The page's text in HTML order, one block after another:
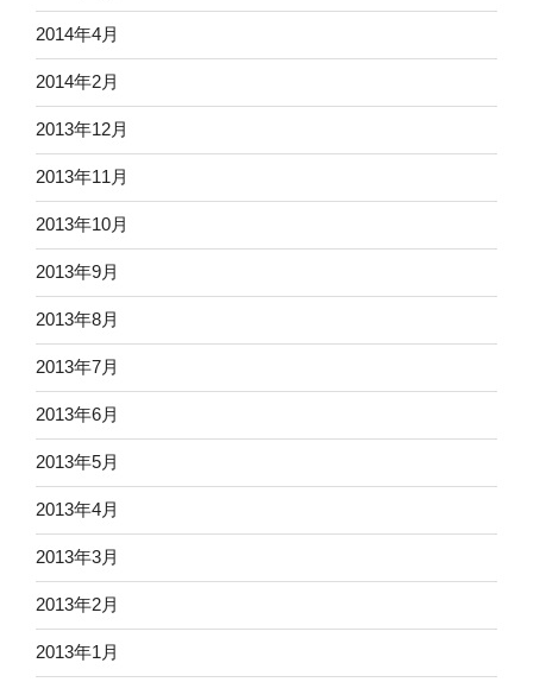
2014年4月
2014年2月
2013年12月
2013年11月
2013年10月
2013年9月
2013年8月
2013年7月
2013年6月
2013年5月
2013年4月
2013年3月
2013年2月
2013年1月